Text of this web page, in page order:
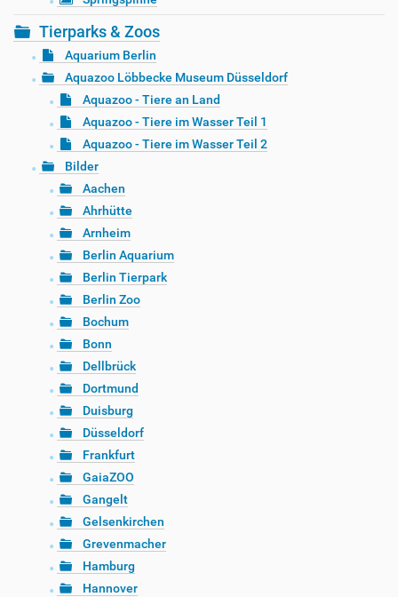
Tierparks & Zoos
Aquarium Berlin
Aquazoo Löbbecke Museum Düsseldorf
Aquazoo - Tiere an Land
Aquazoo - Tiere im Wasser Teil 1
Aquazoo - Tiere im Wasser Teil 2
Bilder
Aachen
Ahrhütte
Arnheim
Berlin Aquarium
Berlin Tierpark
Berlin Zoo
Bochum
Bonn
Dellbrück
Dortmund
Duisburg
Düsseldorf
Frankfurt
GaiaZOO
Gangelt
Gelsenkirchen
Grevenmacher
Hamburg
Hannover